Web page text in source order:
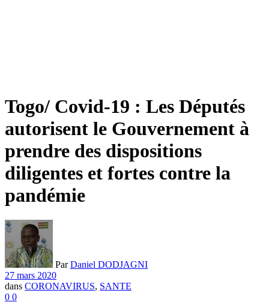
Togo/ Covid-19 : Les Députés
autorisent le Gouvernement à
prendre des dispositions
diligentes et fortes contre la
pandémie
Par Daniel DODJAGNI
27 mars 2020
dans CORONAVIRUS, SANTE
0 0